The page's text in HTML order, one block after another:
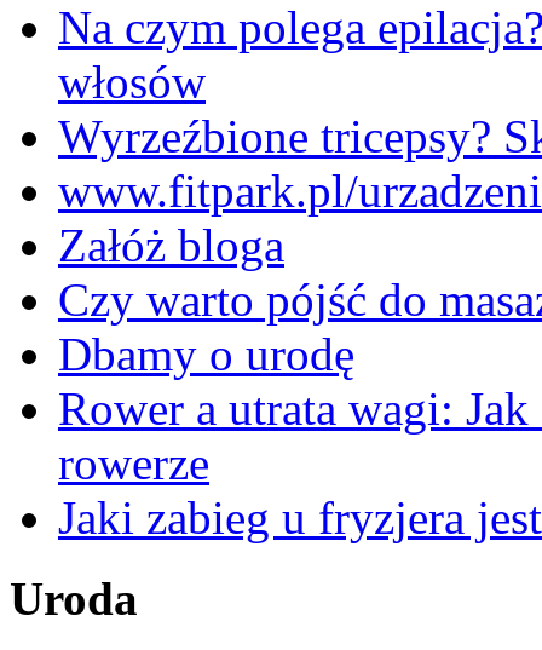
Na czym polega
włosów
Wyrzeźbione tricepsy?
www.fitpark.pl/
Załóż bloga
Czy warto pójść do
Dbamy o urodę
Rower a utrata wagi:
rowerze
Jaki zabieg u fryzjera
Uroda